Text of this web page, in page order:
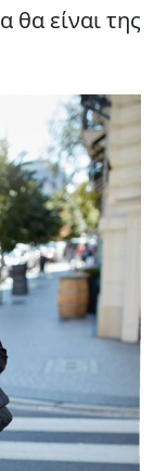
θα είναι της